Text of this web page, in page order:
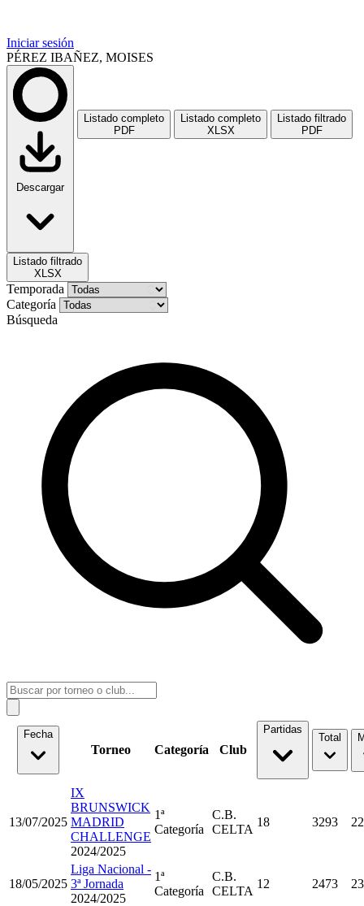
Iniciar sesión
PÉREZ IBAÑEZ, MOISES
Descargar
Listado completo
PDF
Listado completo
XLSX
Listado filtrado
PDF
Listado filtrado
XLSX
Temporada
Categoría
Búsqueda
Fecha
Torneo Categoría Club
Partidas
Total
13/07/2025
IX
BRUNSWICK
MADRID
CHALLENGE
2024/2025
1ª
Categoría
C.B.
CELTA
18 3293
18/05/2025
Liga Nacional -
3ª Jornada
2024/2025
1ª
Categoría
C.B.
CELTA
12 2473